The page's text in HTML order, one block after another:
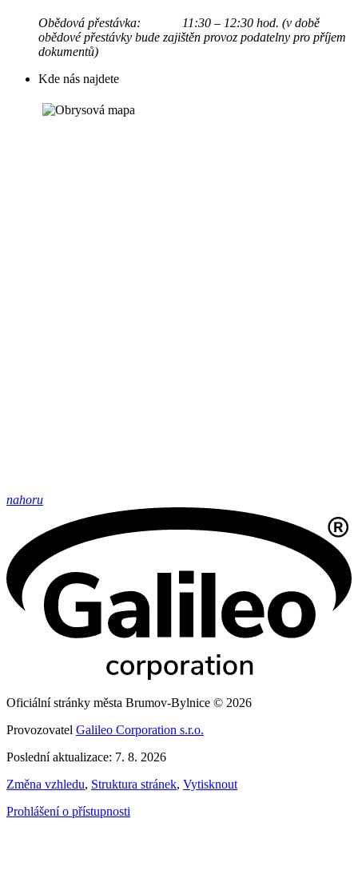
Obědová přestávka: 11:30 – 12:30 hod. (v době
obědové přestávky bude zajištěn provoz podatelny pro příjem
dokumentů)
Kde nás najdete
nahoru
Oficiální stránky města Brumov-Bylnice © 2026
Provozovatel Galileo Corporation s.r.o.
Poslední aktualizace: 7. 8. 2026
Změna vzhledu, Struktura stránek, Vytisknout
Prohlášení o přístupnosti